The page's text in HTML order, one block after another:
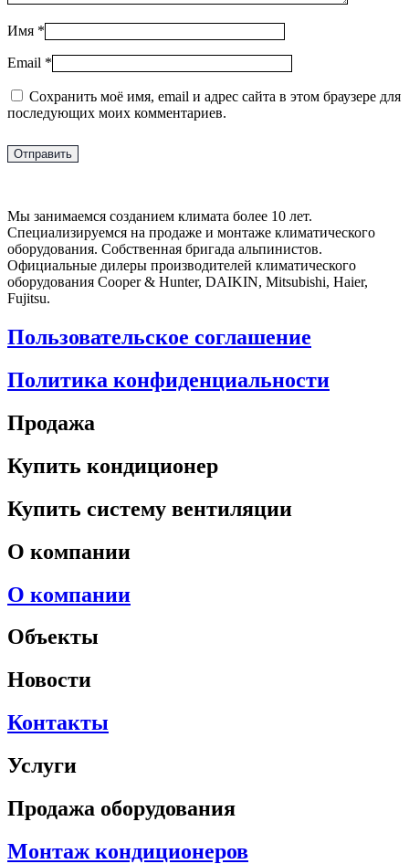
Имя *
Email *
Сохранить моё имя, email и адрес сайта в этом браузере для
последующих моих комментариев.
Мы занимаемся созданием климата более 10 лет.
Специализируемся на продаже и монтаже климатического
оборудования. Собственная бригада альпинистов.
Официальные дилеры производителей климатического
оборудования Cooper & Hunter, DAIKIN, Mitsubishi, Haier,
Fujitsu.
Пользовательское соглашение
Политика конфиденциальности
Продажа
Купить кондиционер
Купить систему вентиляции
О компании
О компании
Объекты
Новости
Контакты
Услуги
Продажа оборудования
Монтаж кондиционеров